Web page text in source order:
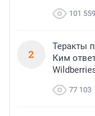
101 559
2
Теракты
Ким
77 103